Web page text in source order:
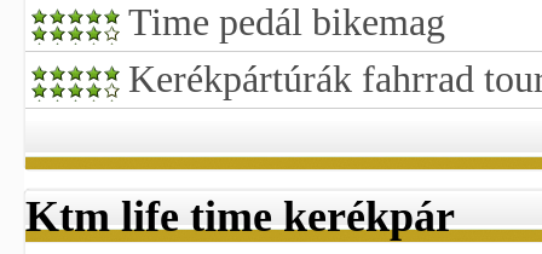
Time pedál bikemag
Kerékpártúrák fahrrad
Ktm life time kerékpár